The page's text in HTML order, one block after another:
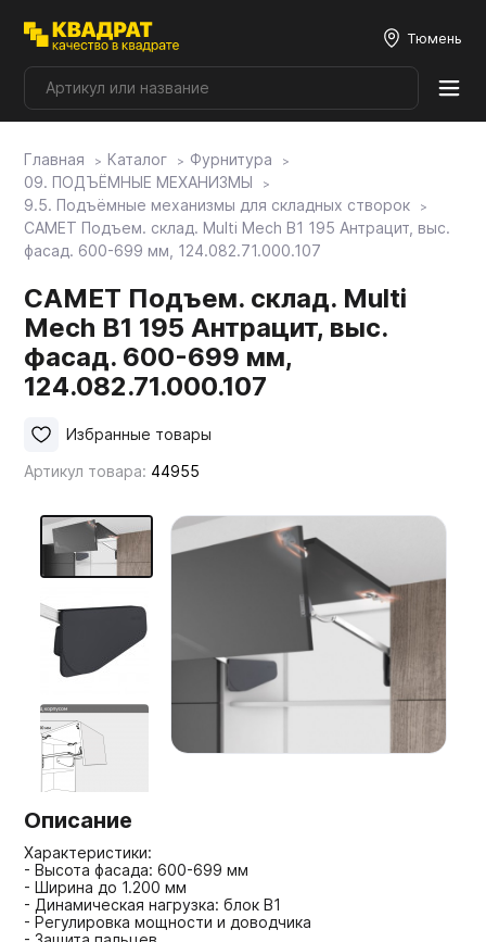
Тюмень
Плитные материалы
Фурнитура
Столешницы
Мой ЭГГЕР
Фасады
Мебельные образцы, каталоги
Главная Каталог
Фурнитура
09. ПОДЪЁМНЫЕ МЕХАНИЗМЫ
9.5. Подъёмные механизмы для складных створок
САМЕТ Подъем. склад. Multi Mech B1 195 Антрацит, выс.
фасад. 600-699 мм, 124.082.71.000.107
САМЕТ Подъем. склад. Multi
Mech B1 195 Антрацит, выс.
фасад. 600-699 мм,
124.082.71.000.107
Артикул товара: 44955
Избранные товары
Описание
Характеристики:
- Высота фасада: 600-699 мм
- Ширина до 1.200 мм
- Динамическая нагрузка: блок В1
- Регулировка мощности и доводчика